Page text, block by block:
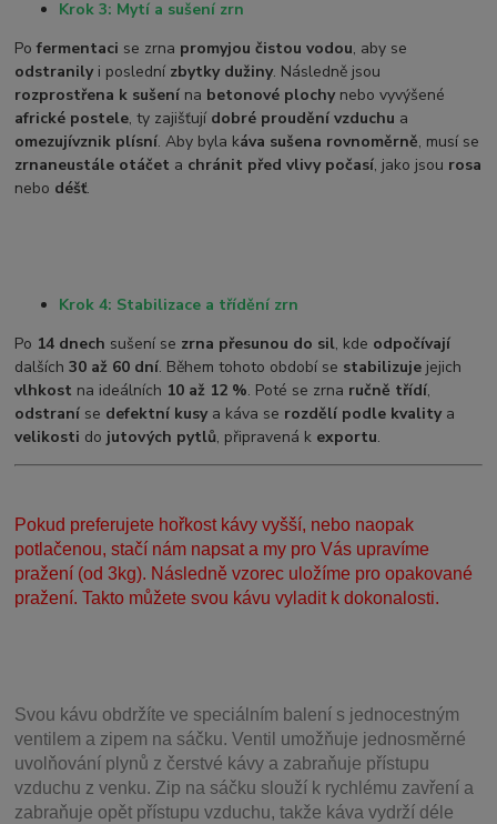
Krok 3: Mytí a sušení zrn
Pofermentaci se zrna promyjou čistou vodou, aby se
odstranilyi poslední zbytky dužiny. Následně jsou
rozprostřena k sušení na betonové plochynebo vyvýšené
africké postele, ty zajišťují dobré proudění vzduchu a
omezujívznik plísní. Aby byla káva sušena rovnoměrně, musí se
zrnaneustále otáčet a chránit před vlivy počasí, jako jsou rosa
nebo déšť.
Krok 4: Stabilizace a třídění zrn
Po 14 dnech sušení se zrna přesunou do sil, kde odpočívají
dalších30 až 60 dní. Během tohoto období se stabilizuje jejich
vlhkost na ideálních 10 až 12 %. Poté se zrna ručně třídí,
odstraní se defektní kusya káva se rozdělí podle kvalitya
velikosti do jutových pytlů, připravená k exportu.
Pokud preferujete hořkost kávy vyšší, nebo naopak
potlačenou, stačí nám napsat a my pro Vás upravíme
pražení (od 3kg). Následně vzorec uložíme pro opakované
pražení. Takto můžete svou kávu vyladit k dokonalosti.
Svou kávu obdržíte ve speciálním balení s jednocestným
ventilem a zipem na sáčku. Ventil umožňuje jednosměrné
uvolňování plynů z čerstvé kávy a zabraňuje přístupu
vzduchu z venku. Zip na sáčku slouží k rychlému zavření a
zabraňuje opět přístupu vzduchu, takže káva vydrží déle